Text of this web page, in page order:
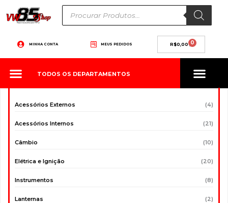
para
Pesquisar
produtos
MINHA CONTA MEUS PEDIDOS R$0,00 0
Carrinho
TODOS OS DEPARTAMENTOS
Acessórios Externos (4)
Acessórios Internos (21)
Câmbio (10)
Elétrica e Ignição (20)
Instrumentos (8)
Lanternas (2)